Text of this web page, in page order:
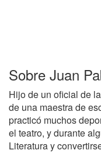
Sobre Juan
Hijo de un oficial de
de una maestra de
practicó muchos
el teatro, y durante
Literatura y